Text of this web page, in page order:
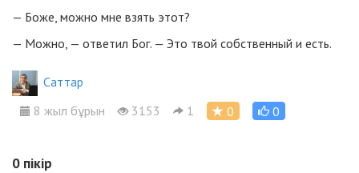
— Боже, можно мне взять этот?
— Можно, — ответил Бог. — Это твой собственный и есть.
Cаттар
8 жыл бұрын
3153 1 0 0
0 пікір